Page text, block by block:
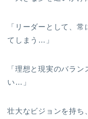
「リーダーとして、
てしまう…」
「理想と現実のバラ
い…」
壮大なビジョンを持ち